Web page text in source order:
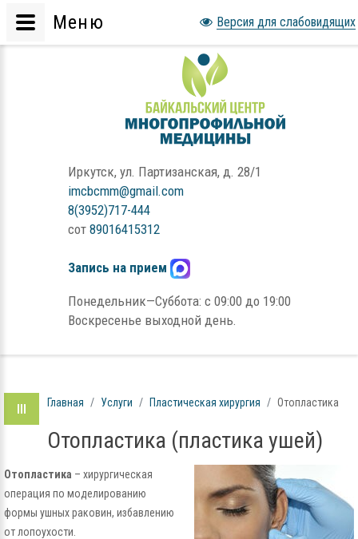
Иркутск, ул. Партизанская, д. 28/1
imcbcmm@gmail.com
8(3952)717-444
сот 89016415312
Запись на прием
Понедельник—Суббота: с 09:00 до 19:00
Воскресенье выходной день.
Главная Услуги Пластическая хирургия Отопластика
Отопластика (пластика ушей)
Отопластика – хирургическая
операция по моделированию
формы ушных раковин, избавлению
от лопоухости.
Версия для слабовидящих
Меню